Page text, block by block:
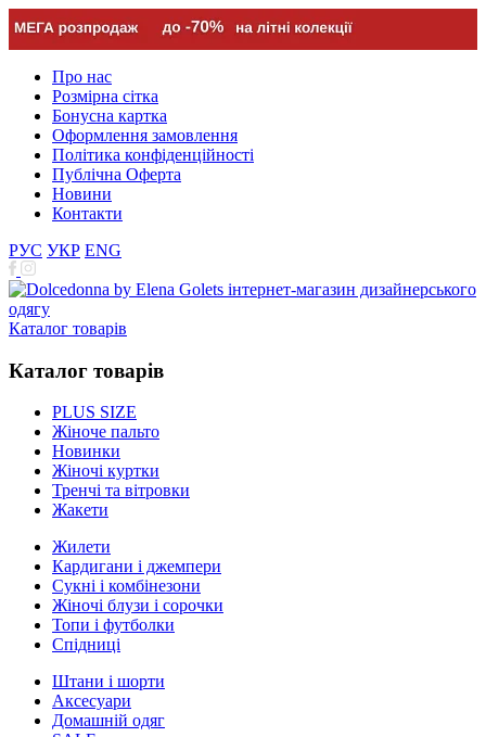
Про нас
Розмірна сітка
Бонусна картка
Оформлення замовлення
Політика конфіденційності
Публічна Оферта
Новини
Контакти
РУС УКР ENG
Каталог товарів
Каталог товарів
PLUS SIZE
Жіноче пальто
Новинки
Жіночі куртки
Тренчі та вітровки
Жакети
Жилети
Кардигани і джемпери
Сукні і комбінезони
Жіночі блузи і сорочки
Топи і футболки
Спідниці
Штани і шорти
Аксесуари
Домашній одяг